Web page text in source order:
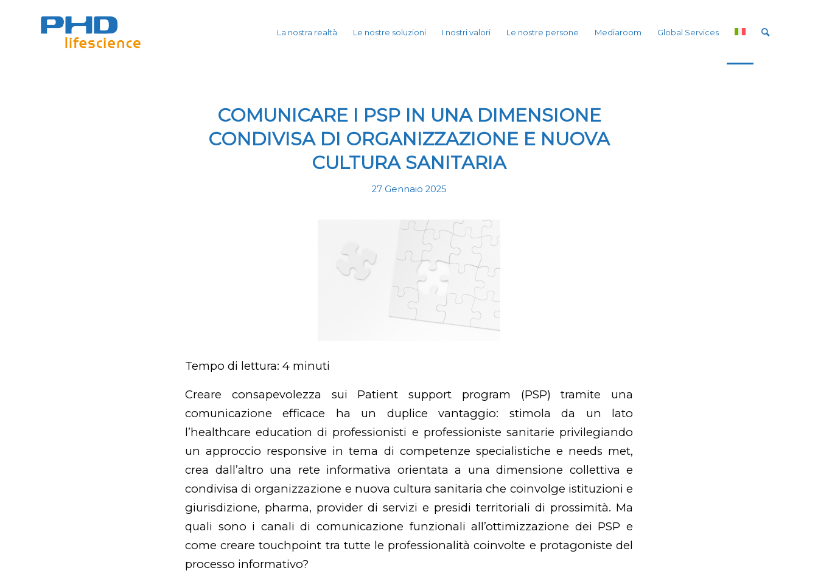
La nostra realtà Le nostre soluzioni I nostri valori Le nostre persone Mediaroom Global Services
COMUNICARE I PSP IN UNA DIMENSIONE
CONDIVISA DI ORGANIZZAZIONE E NUOVA
CULTURA SANITARIA
27 Gennaio 2025
Tempo di lettura: 4 minuti
Creare consapevolezza sui Patient support program (PSP) tramite una
comunicazione efficace ha un duplice vantaggio: stimola da un lato
l’healthcare education di professionisti e professioniste sanitarie privilegiando
un approccio responsive in tema di competenze specialistiche e needs met,
crea dall’altro una rete informativa orientata a una dimensione collettiva e
condivisa di organizzazione e nuova cultura sanitaria che coinvolge istituzioni e
giurisdizione, pharma, provider di servizi e presidi territoriali di prossimità. Ma
quali sono i canali di comunicazione funzionali all’ottimizzazione dei PSP e
come creare touchpoint tra tutte le professionalità coinvolte e protagoniste del
processo informativo?